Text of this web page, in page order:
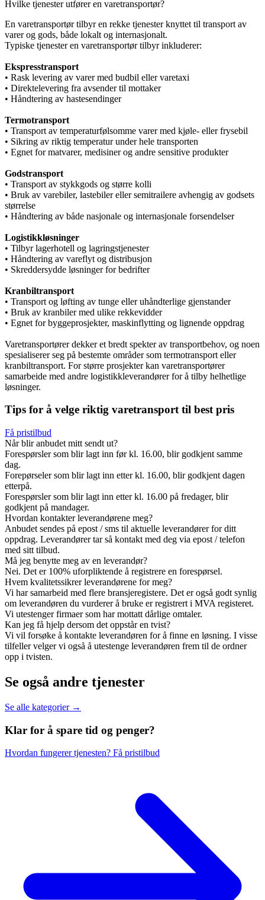
Hvilke tjenester utfører en varetransportør?
En varetransportør tilbyr en rekke tjenester knyttet til transport av
varer og gods, både lokalt og internasjonalt.
Typiske tjenester en varetransportør tilbyr inkluderer:
Ekspresstransport
• Rask levering av varer med budbil eller varetaxi
• Direktelevering fra avsender til mottaker
• Håndtering av hastesendinger
Termotransport
• Transport av temperaturfølsomme varer med kjøle- eller frysebil
• Sikring av riktig temperatur under hele transporten
• Egnet for matvarer, medisiner og andre sensitive produkter
Godstransport
• Transport av stykkgods og større kolli
• Bruk av varebiler, lastebiler eller semitrailere avhengig av godsets
størrelse
• Håndtering av både nasjonale og internasjonale forsendelser
Logistikkløsninger
• Tilbyr lagerhotell og lagringstjenester
• Håndtering av vareflyt og distribusjon
• Skreddersydde løsninger for bedrifter
Kranbiltransport
• Transport og løfting av tunge eller uhåndterlige gjenstander
• Bruk av kranbiler med ulike rekkevidder
• Egnet for byggeprosjekter, maskinflytting og lignende oppdrag
Varetransportører dekker et bredt spekter av transportbehov, og noen
spesialiserer seg på bestemte områder som termotransport eller
kranbiltransport. For større prosjekter kan varetransportører
samarbeide med andre logistikkleverandører for å tilby helhetlige
løsninger.
Tips for å velge riktig varetransport til best pris
Få pristilbud
Når blir anbudet mitt sendt ut?
Forespørsler som blir lagt inn før kl. 16.00, blir godkjent samme
dag.
Forepørseler som blir lagt inn etter kl. 16.00, blir godkjent dagen
etterpå.
Forespørsler som blir lagt inn etter kl. 16.00 på fredager, blir
godkjent på mandager.
Hvordan kontakter leverandørene meg?
Anbudet sendes på epost / sms til aktuelle leverandører for ditt
oppdrag. Leverandører tar så kontakt med deg via epost / telefon
med sitt tilbud.
Må jeg benytte meg av en leverandør?
Nei. Det er 100% uforpliktende å registrere en forespørsel.
Hvem kvalitetssikrer leverandørene for meg?
Vi har samarbeid med flere bransjeregistere. Det er også godt synlig
om leverandøren du vurderer å bruke er registrert i MVA registeret.
Vi utestenger firmaer som har mottatt dårlige omtaler.
Kan jeg få hjelp dersom det oppstår en tvist?
Vi vil forsøke å kontakte leverandøren for å finne en løsning. I visse
tilfeller velger vi også å utestenge leverandøren frem til de ordner
opp i tvisten.
Se også andre tjenester
Se alle kategorier →
Klar for å spare tid og penger?
Hvordan fungerer tjenesten? Få pristilbud